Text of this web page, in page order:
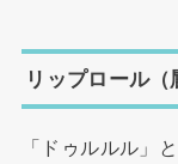
リップロール（
「ドゥルルル」